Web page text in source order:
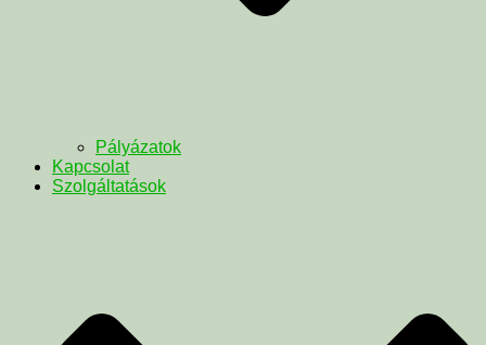
Pályázatok
Kapcsolat
Szolgáltatások